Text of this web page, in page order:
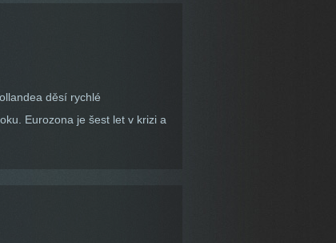
děsí rychlé
Eurozona je šest let v krizi a